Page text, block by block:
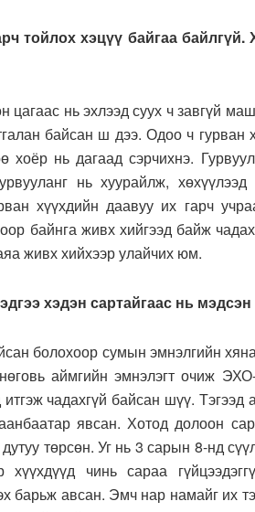
тойлох хэцүү байгаа
цагаас нь эхлээд суух ч завгүй
байсан ш дээ. Одоо ч
хоёр нь дагаад сэрчихнэ.
нь хуурайлж,
хүүхдийн даавуу их гарч
байнга живх хийгээд байж
живх хийхээр улайчих юм.
хэдэн сартайгаас нь
болохоор сумын эмнэлгийн
аймгийн эмнэлэгт очиж
чадахгүй байсан шүү.
явсан. Хотод долоон
дутуу төрсөн. Уг нь 3 сарын 8-нд
чинь сараа
барьж авсан. Эмч нар намайг их